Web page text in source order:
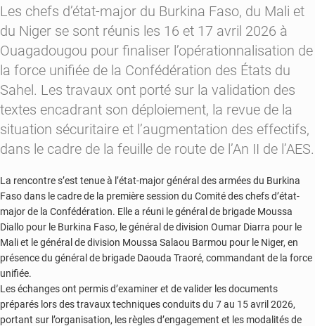
Les chefs d’état-major du Burkina Faso, du Mali et
du Niger se sont réunis les 16 et 17 avril 2026 à
Ouagadougou pour finaliser l’opérationnalisation de
la force unifiée de la Confédération des États du
Sahel. Les travaux ont porté sur la validation des
textes encadrant son déploiement, la revue de la
situation sécuritaire et l’augmentation des effectifs,
dans le cadre de la feuille de route de l’An II de l’AES.
La rencontre s’est tenue à l’état-major général des armées du Burkina
Faso dans le cadre de la première session du Comité des chefs d’état-
major de la Confédération. Elle a réuni le général de brigade Moussa
Diallo pour le Burkina Faso, le général de division Oumar Diarra pour le
Mali et le général de division Moussa Salaou Barmou pour le Niger, en
présence du général de brigade Daouda Traoré, commandant de la force
unifiée.
Les échanges ont permis d’examiner et de valider les documents
préparés lors des travaux techniques conduits du 7 au 15 avril 2026,
portant sur l’organisation, les règles d’engagement et les modalités de